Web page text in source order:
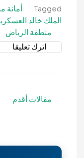
Tagged أمانة
الملك خالد
منطقة الرياض
اترك تعليقا
تصفّح
مقالات أقدم